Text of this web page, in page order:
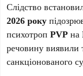
Слідство
2026 року
психотропPVP на
речовину виявили
санкціонованого